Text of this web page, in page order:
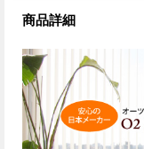
商品詳細